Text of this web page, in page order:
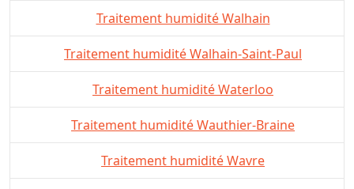
Traitement humidité Walhain
Traitement humidité Walhain-Saint-Paul
Traitement humidité Waterloo
Traitement humidité Wauthier-Braine
Traitement humidité Wavre